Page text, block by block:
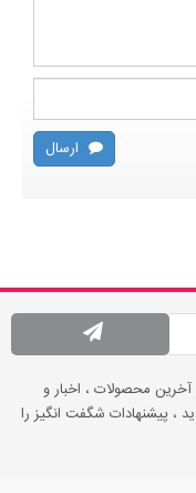
ارسال
آخرین محصولات ، اخبار و
پیشنهادات شگفت انگیز را